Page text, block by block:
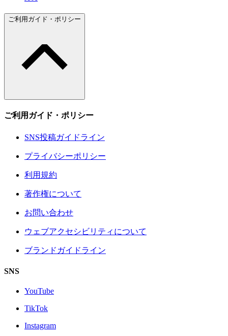
ご利用ガイド・ポリシー
ご利用ガイド・ポリシー
SNS投稿ガイドライン
プライバシーポリシー
利用規約
著作権について
お問い合わせ
ウェブアクセシビリティについて
ブランドガイドライン
SNS
YouTube
TikTok
Instagram